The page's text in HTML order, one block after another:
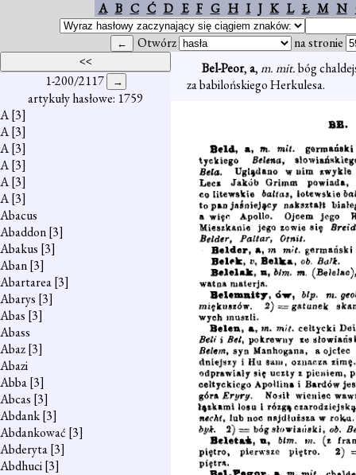
A B C Ć D E F G H I J K L Ł M N
Otwórz na stronie
1-200/2117
artykuły hasłowe: 1759
A[3]
A[3]
A[3]
A[3]
A[3]
A[3]
Abacus
Abaddon[3]
Abakus [3]
Aban[3]
Abartarea[3]
Abarys [3]
Abas [3]
Abass
Abaz[3]
Abazi
Abba[3]
Abcas [3]
Abdank[3]
Abdankować [3]
Abderyta[3]
Abdhuci[3]
Bel-Peor,a,m. mit.bóg
za babilońskiego Herkulesa.